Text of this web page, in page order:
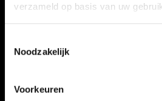
verzameld op basis van uw
Noodzakelijk
Voorkeuren